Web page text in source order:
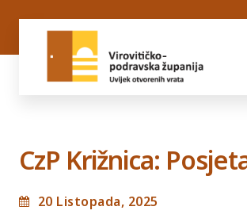
CzP Križnica:
20 Listopada, 2025